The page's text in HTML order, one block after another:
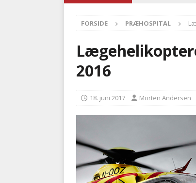
[ 5. august 2026 ]
[ 4. august 2026 ]
BRANDVÆSEN
FORSIDE PRÆHOSPITAL
2016
18. juni 2017 Morten Andersen